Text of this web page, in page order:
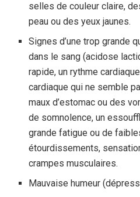
selles de couleur claire,
peau ou des yeux jaunes.
Signes d’une trop grande
dans le sang (acidose
rapide, un rythme
cardiaque qui ne semble
maux d’estomac ou des
de somnolence, un
grande fatigue ou de
étourdissements,
crampes musculaires.
Mauvaise humeur